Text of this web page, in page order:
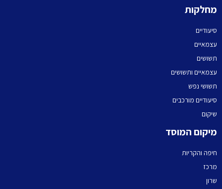
מחלקות
סיעודיים
עצמאיים
תשושים
עצמאיים ותשושים
תשושי נפש
סיעודיים מורכבים
שיקום
מיקום המוסד
חיפה והקריות
מרכז
שרון